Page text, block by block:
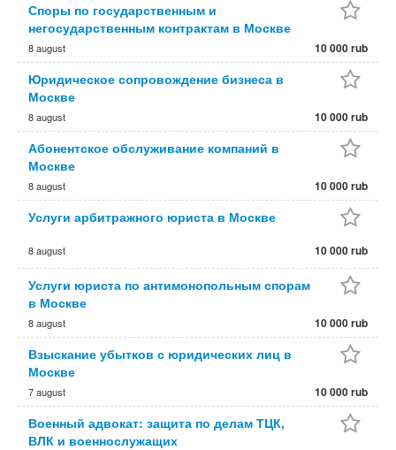
Споры по государственным и
негосударственным контрактам в Москве
8 august 10 000 rub
Юридическое сопровождение бизнеса в
Москве
8 august 10 000 rub
Абонентское обслуживание компаний в
Москве
8 august 10 000 rub
Услуги арбитражного юриста в Москве
8 august 10 000 rub
Услуги юриста по антимонопольным спорам
в Москве
8 august 10 000 rub
Взыскание убытков с юридических лиц в
Москве
7 august 10 000 rub
Военный адвокат: защита по делам ТЦК,
ВЛК и военнослужащих